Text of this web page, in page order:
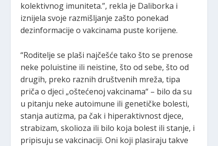
kolektivnog imuniteta.”, rekla je Daliborka i
iznijela svoje razmišljanje zašto ponekad
dezinformacije o vakcinama puste korijene.
“Roditelje se plaši najčešće tako što se prenose
neke poluistine ili neistine, što od sebe, što od
drugih, preko raznih društvenih mreža, tipa
priča o djeci „oštećenoj vakcinama“ – bilo da su
u pitanju neke autoimune ili genetičke bolesti,
stanja autizma, pa čak i hiperaktivnost djece,
strabizam, skolioza ili bilo koja bolest ili stanje, i
pripisuju se vakcinaciji. Oni koji plasiraju takve